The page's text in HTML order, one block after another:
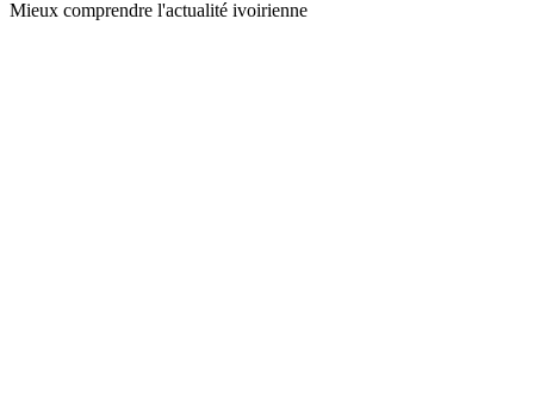
Mieux comprendre l'actualité ivoirienne